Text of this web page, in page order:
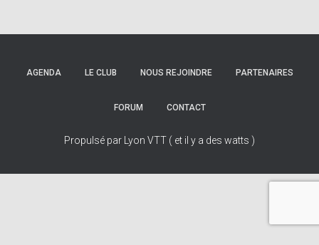
AGENDA LE CLUB NOUS REJOINDRE PARTENAIRES
FORUM CONTACT
Propulsé par Lyon VTT ( et il y a des watts )